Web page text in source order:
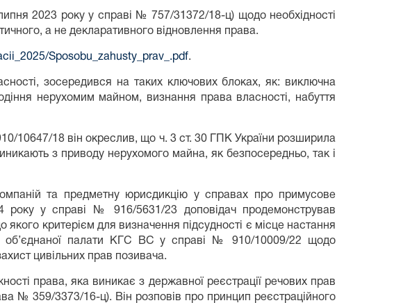
2023 року у справі № 757/31372/18-ц) щодо необхідності
а не декларативного відновлення права.
Sposobu_zahusty_prav_.pdf.
зосередився на таких ключових блоках, як: виключна
нерухомим майном, визнання права власності, набуття
10647/18 він окреслив, що ч. 3 ст. 30 ГПК України розширила
з приводу нерухомого майна, як безпосередньо, так і
та предметну юрисдикцію у справах про примусове
у справі № 916/5631/23 доповідач продемонстрував
критерієм для визначення підсудності є місце настання
об’єднаної палати КГС ВС у справі № 910/10009/22 щодо
цивільних прав позивача.
права, яка виникає з державної реєстрації речових прав
№ 359/3373/16-ц). Він розповів про принцип реєстраційного